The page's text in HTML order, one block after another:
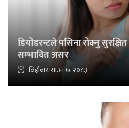
डियोडरन्टले पसिना रोक्नु
सम्भावित असर
बिहीबार, साउन ७, २०८३